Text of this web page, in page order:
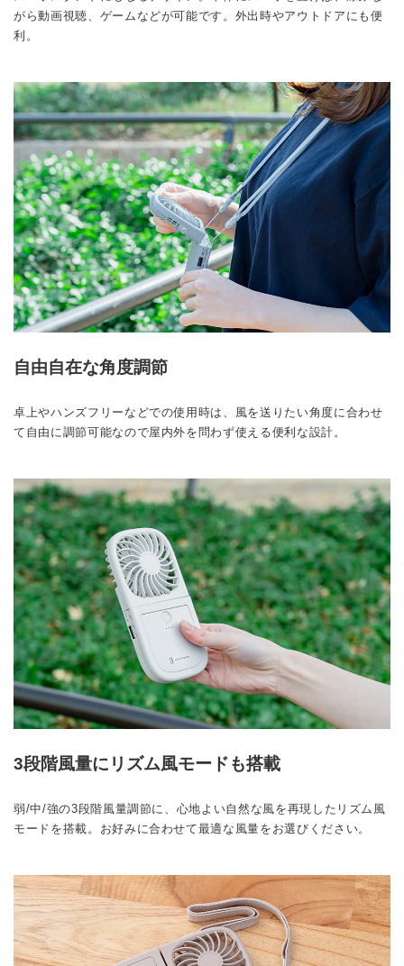
がら動画視聴、ゲームなどが可能です。外出時やアウトドアにも便
利。
自由自在な角度調節
卓上やハンズフリーなどでの使用時は、風を送りたい角度に合わせ
て自由に調節可能なので屋内外を問わず使える便利な設計。
3段階風量にリズム風モードも搭載
弱/中/強の3段階風量調節に、心地よい自然な風を再現したリズム風
モードを搭載。お好みに合わせて最適な風量をお選びください。